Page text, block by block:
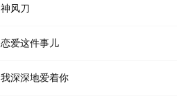
神风刀
恋爱这件事儿
我深深地爱着你